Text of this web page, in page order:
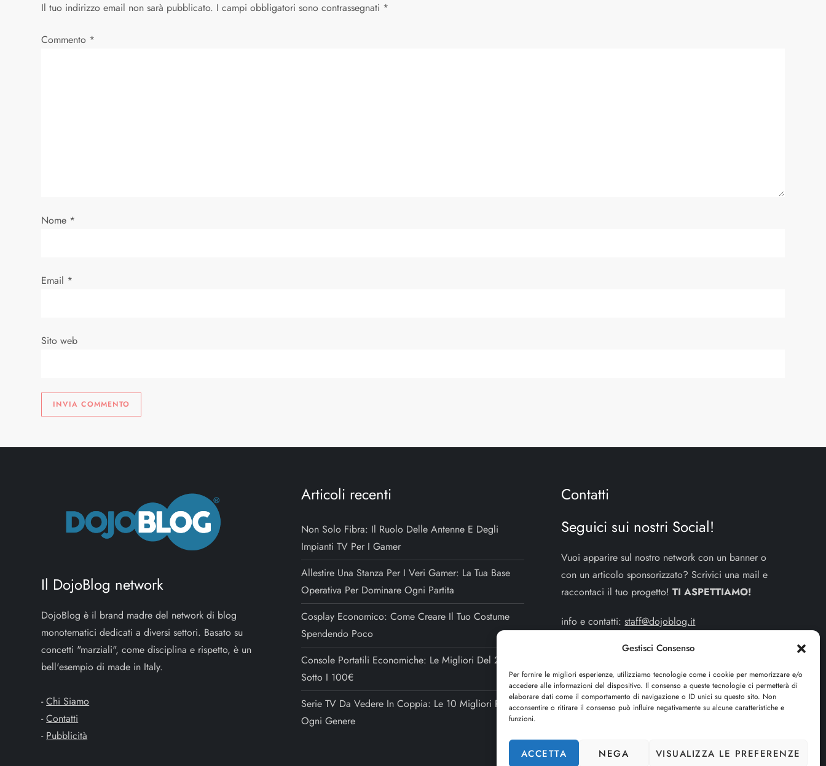
Gestisci Consenso
Per fornire le migliori esperienze, utilizziamo tecnologie come i cookie per memorizzare e/o
accedere alle informazioni del dispositivo. Il consenso a queste tecnologie ci permetterà di
elaborare dati come il comportamento di navigazione o ID unici su questo sito. Non
acconsentire o ritirare il consenso può influire negativamente su alcune caratteristiche e
funzioni.
ACCETTA NEGA VISUALIZZA LE PREFERENZE
a
a
t
c
l
Il tuo indirizzo email non sarà pubblicato. I campi obbligatori sono contrassegnati *
Commento *
Nome *
Email *
Sito web
Il DojoBlog network
DojoBlog è il brand madre del network di blog
monotematici dedicati a diversi settori. Basato su
concetti "marziali", come disciplina e rispetto, è un
bell'esempio di made in Italy.
-Chi Siamo
-Contatti
- Pubblicità
Articoli recenti
Non Solo Fibra: Il Ruolo Delle Antenne E Degli
Impianti TV Per I Gamer
Allestire Una Stanza Per I Veri Gamer: La Tua Base
Operativa Per Dominare Ogni Partita
Cosplay Economico: Come Creare Il Tuo Costume
Spendendo Poco
Console Portatili Economiche: Le Migliori Del 2025
Sotto I 100€
Serie TV Da Vedere In Coppia: Le 10 Migliori Per
Ogni Genere
Contatti
Seguici sui nostri Social!
Vuoi apparire sul nostro network con un banner o
con un articolo sponsorizzato? Scrivici una mail e
raccontaci il tuo progetto!TI ASPETTIAMO!
info e contatti:staff@dojoblog.it
dojouomo.it è un progetto facente parte del network
dojoblog.it di proprietà della
ReadMore ADV
con
sede legale in Via delle Sirene 34 - Roma - P.iva:
IT13402731007
CERCA